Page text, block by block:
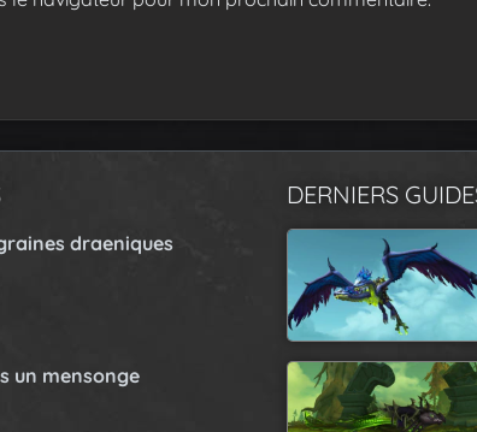
draeniques
un mensonge
DERNIERS